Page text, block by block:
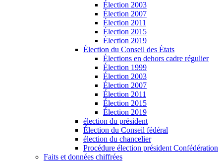
Élection 2003
Élection 2007
Élection 2011
Élection 2015
Élection 2019
Élection du Conseil des États
Élections en dehors cadre régulier
Élection 1999
Élection 2003
Élection 2007
Élection 2011
Élection 2015
Élection 2019
élection du président
Élection du Conseil fédéral
élection du chancelier
Procédure élection président Confédération
Faits et données chiffrées